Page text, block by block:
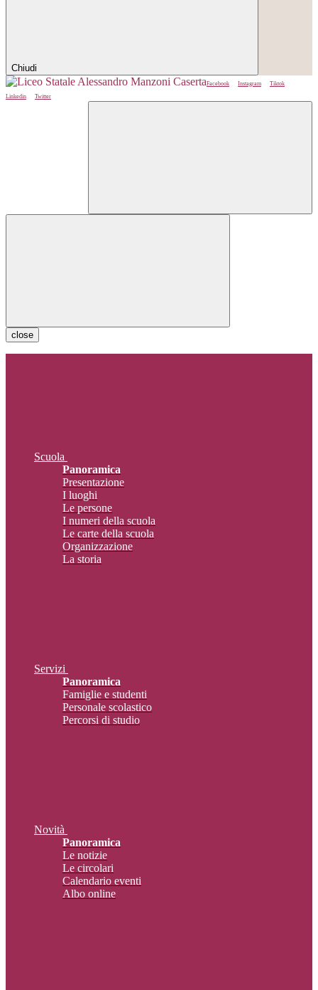
Chiudi
Facebook Instagram
Tiktok
Linkedin
Twitter
close
Scuola
Panoramica
Presentazione
I luoghi
Le persone
I numeri della scuola
Le carte della scuola
Organizzazione
La storia
Servizi
Panoramica
Famiglie e studenti
Personale scolastico
Percorsi di studio
Novità
Panoramica
Le notizie
Le circolari
Calendario eventi
Albo online